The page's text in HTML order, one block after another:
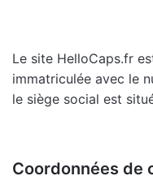
Le site HelloCaps.fr
immatriculée avec le
le siège social est
Coordonnées de